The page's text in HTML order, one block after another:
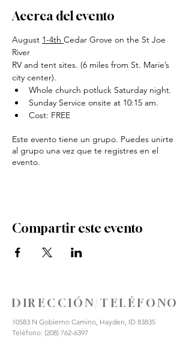
Acerca del evento
August 1-4th Cedar Grove on the St Joe
River
RV and tent sites. (6 miles from St. Marie’s
city center).
Whole church potluck Saturday night.
Sunday Service onsite at 10:15 am.
Cost: FREE
Este evento tiene un grupo. Puedes unirte
al grupo una vez que te registres en el
evento.
Compartir este evento
DIRECCIÓN/TELÉFONO
10583 N Gobierno Camino, Hayden, ID 83835
Teléfono: (208) 762-6397